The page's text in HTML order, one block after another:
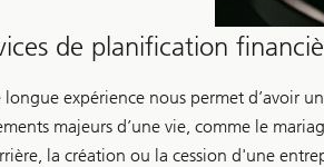
de planification
longue expérience nous permet d’avoir
majeurs d’une vie, comme le
la création ou la cession d'une